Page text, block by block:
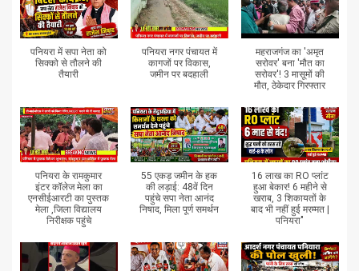
पनियरा में सपा नेता को
सिक्को से तौलने की
तैयारी
पनियरा नगर पंचायत में
कागजों पर विकास,
जमीन पर बदहाली
महराजगंज का 'अमृत
सरोवर' बना 'मौत का
सरोवर'! 3 मासूमों की
मौत, ठेकेदार गिरफ्तार
पनियरा के रामकुमार
इंटर कॉलेज मेला का
एनसीईआरटी का पुस्तक
मेला ,जिला विद्यालय
निरीक्षक पहुंचे
55 एकड़ जमीन के हक
की लड़ाई: 48वें दिन
पहुंचे सपा नेता आनंद
निषाद, मिला पूर्ण समर्थन
16 लाख का RO प्लांट
हुआ बेकार! 6 महीने से
खराब, 3 शिकायतों के
बाद भी नहीं हुई मरम्मत |
पनियरा"